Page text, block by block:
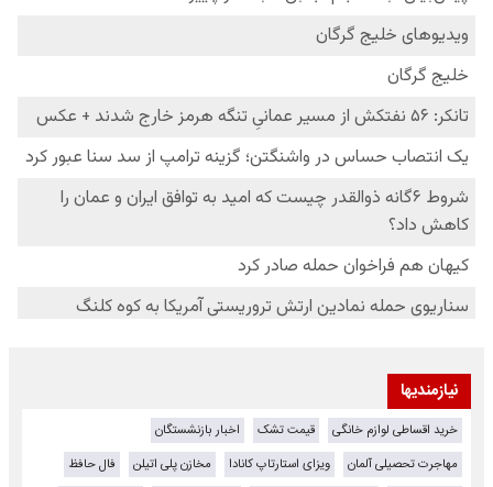
نیازمندیها
خرید اقساطی لوازم خانگی قیمت تشک
اخبار بازنشستگان
مهاجرت تحصیلی آلمان
ویزای استارتاپ کانادا مخازن پلی اتیلن
فال حافظ